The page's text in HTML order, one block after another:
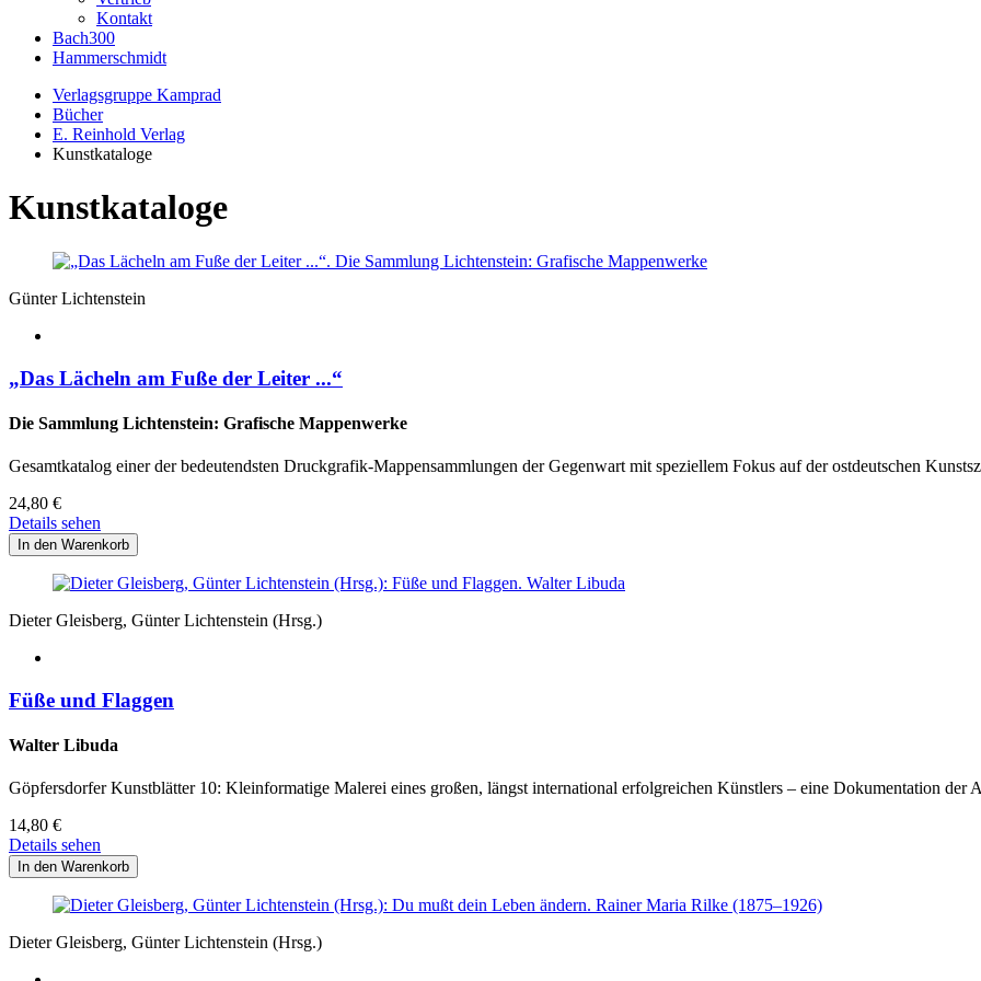
Kontakt
Bach300
Hammerschmidt
Verlagsgruppe Kamprad
Bücher
E. Reinhold Verlag
Kunstkataloge
Kunstkataloge
Günter Lichtenstein
„Das Lächeln am Fuße der Leiter ...“
Die Sammlung Lichtenstein: Grafische Mappenwerke
Gesamtkatalog einer der bedeutendsten Druckgrafik-Mappensammlungen der Gegenwart mit speziellem Fokus auf der ostdeutschen
24,80 €
Details sehen
Dieter Gleisberg, Günter Lichtenstein (Hrsg.)
Füße und Flaggen
Walter Libuda
Göpfersdorfer Kunstblätter 10: Kleinformatige Malerei eines großen, längst international erfolgreichen Künstlers – eine Dokumentation
14,80 €
Details sehen
Dieter Gleisberg, Günter Lichtenstein (Hrsg.)